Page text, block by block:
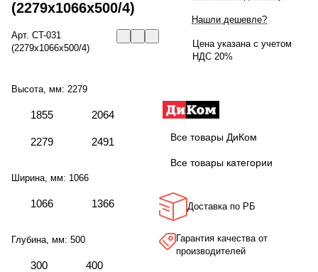
(2279x1066x500/4)
Арт. СT-031
(2279x1066x500/4)
Высота, мм: 2279
1855 2064
2279 2491
Ширина, мм: 1066
1066 1366
Глубина, мм: 500
300 400
Нашли дешевле?
Цена указана с учетом
НДС 20%
Все товары ДиКом
Все товары категории
Доставка по РБ
Гарантия качества от
производителей